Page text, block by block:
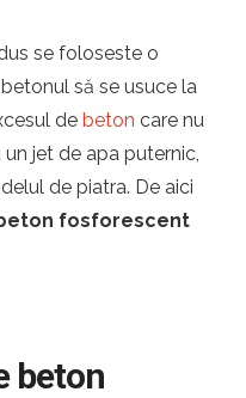
se foloseste o
să se usuce la
de beton care nu
jet de apa puternic,
de piatra. De aici
fosforescent
beton